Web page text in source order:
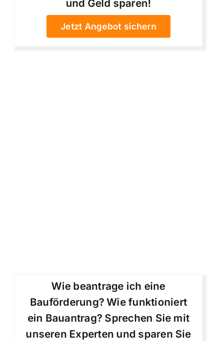
und Geld sparen!
Jetzt Angebot sichern
Wie beantrage ich eine
Bauförderung? Wie funktioniert
ein Bauantrag? Sprechen Sie mit
unseren Experten und sparen Sie